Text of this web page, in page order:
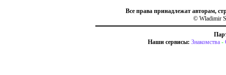
Все права принадлежат авторам,
© Wladimir
Наши сервисы: Знакомства -